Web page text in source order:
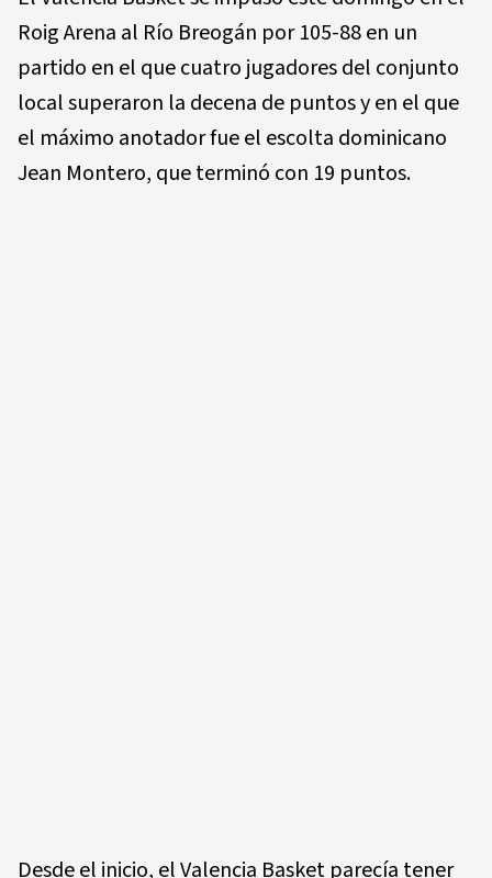
Roig Arena al Río Breogán por 105-88 en un
partido en el que cuatro jugadores del conjunto
local superaron la decena de puntos y en el que
el máximo anotador fue el escolta dominicano
Jean Montero, que terminó con 19 puntos.
Desde el inicio, el Valencia Basket parecía tener